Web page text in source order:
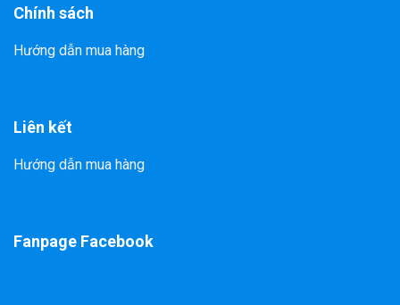
Chính sách
Hướng dẫn mua hàng
Liên kết
Hướng dẫn mua hàng
Fanpage Facebook